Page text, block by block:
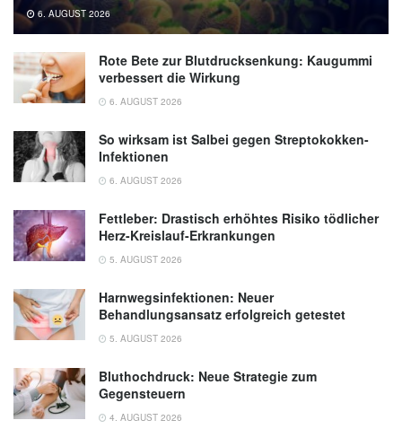
6. AUGUST 2026
Rote Bete zur Blutdrucksenkung: Kaugummi
verbessert die Wirkung
6. AUGUST 2026
So wirksam ist Salbei gegen Streptokokken-
Infektionen
6. AUGUST 2026
Fettleber: Drastisch erhöhtes Risiko tödlicher
Herz-Kreislauf-Erkrankungen
5. AUGUST 2026
Harnwegsinfektionen: Neuer
Behandlungsansatz erfolgreich getestet
5. AUGUST 2026
Bluthochdruck: Neue Strategie zum
Gegensteuern
4. AUGUST 2026